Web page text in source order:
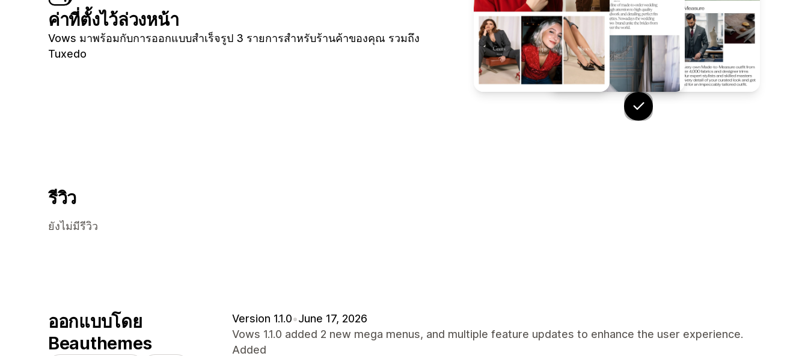
ค่าที่ตั้งไว้ล่วงหน้า
Vows มาพร้อมกับการออกแบบสำเร็จรูป 3 รายการสำหรับร้านค้าของคุณ รวมถึง
Tuxedo
รีวิว
ยังไม่มีรีวิว
ออกแบบโดย
Beauthemes
Version 1.1.0•June 17, 2026
Vows 1.1.0 added 2 new mega menus, and multiple feature updates to enhance the user experience.
Added